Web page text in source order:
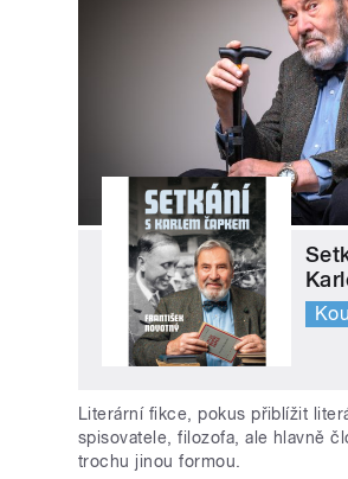
Literární fikce, pokus přiblížit
spisovatele, filozofa, ale hlavně
trochu jinou formou.